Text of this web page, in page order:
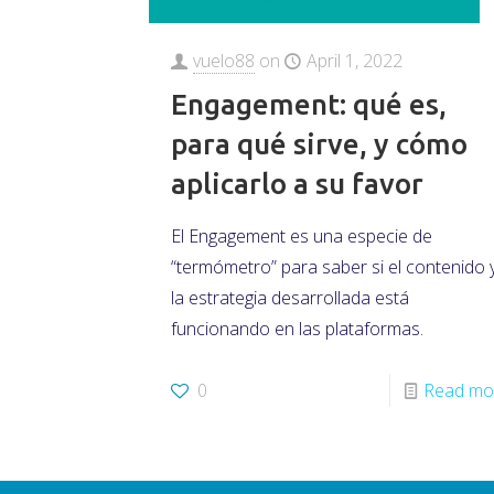
vuelo88 on April 1, 2022
Engagement: qué es,
para qué sirve, y cómo
aplicarlo a su favor
El Engagement es una especie de
“termómetro” para saber si el contenido
la estrategia desarrollada está
funcionando en las plataformas.
0 Read